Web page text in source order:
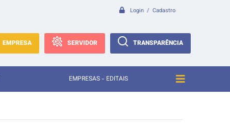
Login / Cadastro
EMPRESA SERVIDOR TRANSPARÊNCIA
EMPRESAS - EDITAIS